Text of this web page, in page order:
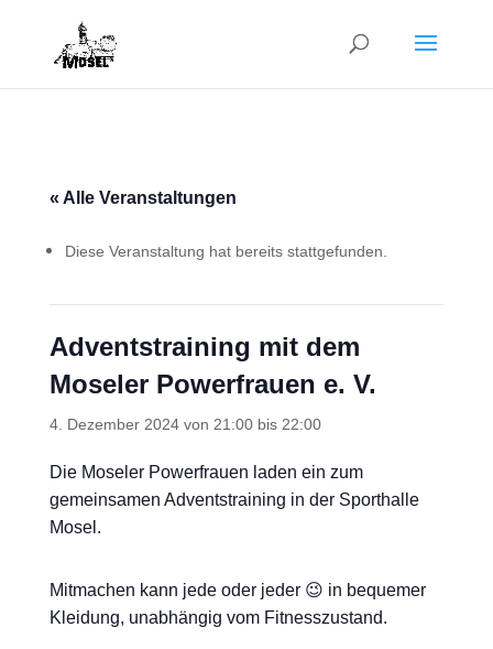
« Alle Veranstaltungen
Diese Veranstaltung hat bereits stattgefunden.
Adventstraining mit dem
Moseler Powerfrauen e. V.
4. Dezember 2024 von 21:00bis 22:00
Die Moseler Powerfrauen laden ein zum
gemeinsamen Adventstraining in der Sporthalle
Mosel.
Mitmachen kann jede oder jeder 😉 in bequemer
Kleidung, unabhängig vom Fitnesszustand.